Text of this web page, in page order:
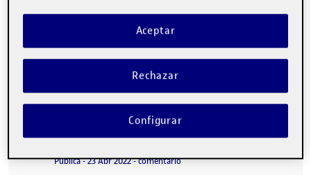
igshid=YmMyMTA2M2Y=
Reels: https://www.instagram.com/reel/Cdk6QmADfWF/?
igshid=YmMyMTA2M2Y= Espero que os guste. A story should
have a beginning, a middle and an end, but not necessarily in
Visibilidad:
Pública-Fecha de publicación
23 Abr 2022-comentarioen PEC03
Rechazar
Aceptar
Configurar